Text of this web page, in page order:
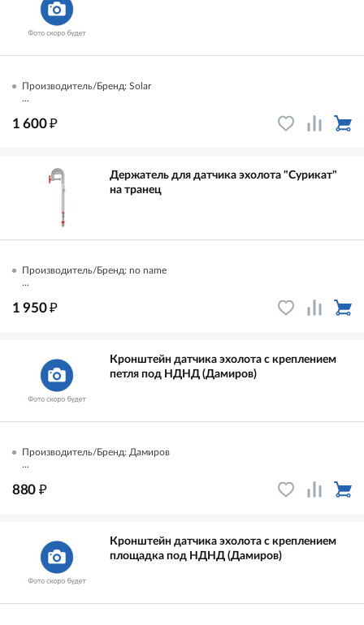
Производитель/Бренд: Solar
...
1 600₽
Держатель для датчика эхолота "Сурикат"
на транец
Производитель/Бренд: no name
...
1 950₽
Кронштейн датчика эхолота с креплением
петля под НДНД (Дамиров)
Производитель/Бренд: Дамиров
...
880 ₽
Кронштейн датчика эхолота с креплением
площадка под НДНД (Дамиров)